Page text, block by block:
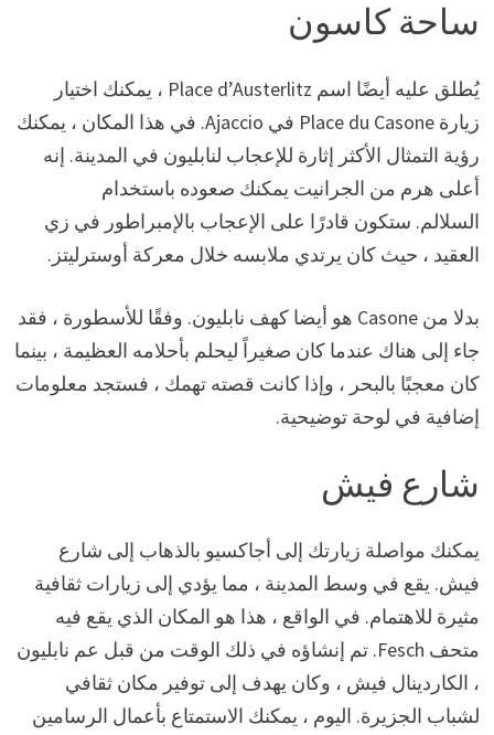
ساحة كاسون
يُطلق عليه أيضًا اسم Place d’Austerlitz ، يمكنك اختيار
زيارة Place du Casone في Ajaccio. في هذا المكان ، يمكنك
رؤية التمثال الأكثر إثارة للإعجاب لنابليون في المدينة. إنه
أعلى هرم من الجرانيت يمكنك صعوده باستخدام
السلالم. ستكون قادرًا على الإعجاب بالإمبراطور في زي
العقيد ، حيث كان يرتدي ملابسه خلال معركة أوسترليتز.
بدلا من Casone هو أيضا كهف نابليون. وفقًا للأسطورة ، فقد
جاء إلى هناك عندما كان صغيراً ليحلم بأحلامه العظيمة ، بينما
كان معجبًا بالبحر ، وإذا كانت قصته تهمك ، فستجد معلومات
إضافية في لوحة توضيحية.
شارع فيش
يمكنك مواصلة زيارتك إلى أجاكسيو بالذهاب إلى شارع
فيش. يقع في وسط المدينة ، مما يؤدي إلى زيارات ثقافية
مثيرة للاهتمام. في الواقع ، هذا هو المكان الذي يقع فيه
متحف Fesch. تم إنشاؤه في ذلك الوقت من قبل عم نابليون
، الكاردينال فيش ، وكان يهدف إلى توفير مكان ثقافي
لشباب الجزيرة. اليوم ، يمكنك الاستمتاع بأعمال الرسامين